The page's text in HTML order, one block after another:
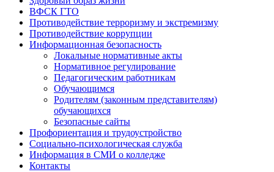
ВФСК ГТО
Противодействие терроризму и экстремизму
Противодействие коррупции
Информационная безопасность
Локальные нормативные акты
Нормативное регулирование
Педагогическим работникам
Обучающимся
Родителям (законным представителям)
обучающихся
Безопасные сайты
Профориентация и трудоустройство
Социально-психологическая служба
Информация в СМИ о колледже
Контакты